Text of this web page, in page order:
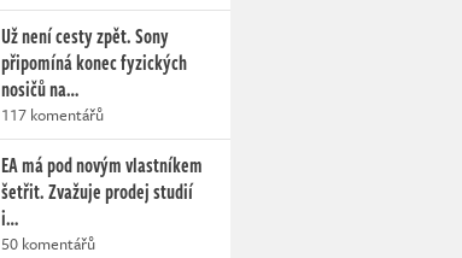
Už není cesty zpět. Sony
připomíná konec fyzických
nosičů na…
117 komentářů
EA má pod novým vlastníkem
šetřit. Zvažuje prodej studií
i…
50 komentářů